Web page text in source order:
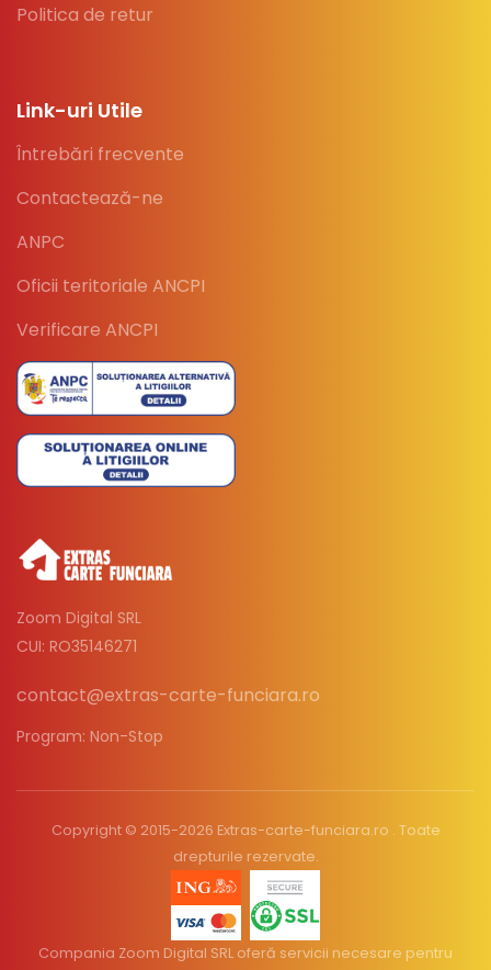
Politica de retur
Link-uri Utile
Întrebări frecvente
Contactează-ne
ANPC
Oficii teritoriale ANCPI
Verificare ANCPI
Zoom Digital SRL
CUI: RO35146271
contact@extras-carte-funciara.ro
Program: Non-Stop
Copyright © 2015-2026 Extras-carte-funciara.ro . Toate
drepturile rezervate.
Compania Zoom Digital SRL oferă servicii necesare pentru